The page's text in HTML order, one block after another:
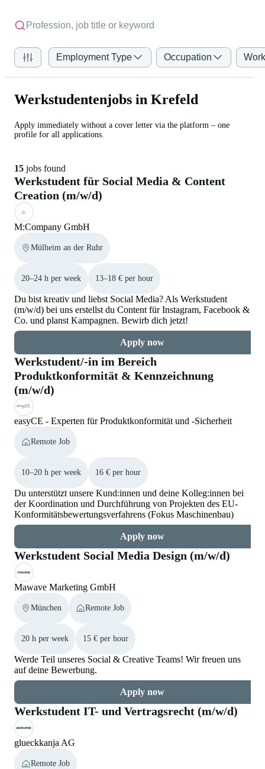
Employment Type Occupation
Werkstudentenjobs in Krefeld
Apply immediately without a cover letter via the platform – one
profile for all applications.
15 jobs found
Werkstudent für Social Media & Content
Creation (m/w/d)
M:Company GmbH
Mülheim an der Ruhr
20–24 h per week 13–18 € per hour
Du bist kreativ und liebst Social Media? Als Werkstudent
(m/w/d) bei uns erstellst du Content für Instagram, Facebook &
Co. und planst Kampagnen. Bewirb dich jetzt!
Apply now
Werkstudent/-in im Bereich
Produktkonformität & Kennzeichnung
(m/w/d)
easyCE - Experten für Produktkonformität und -Sicherheit
Remote Job
10–20 h per week 16 € per hour
Du unterstützt unsere Kund:innen und deine Kolleg:innen bei
der Koordination und Durchführung von Projekten des EU-
Konformitätsbewertungsverfahrens (Fokus Maschinenbau)
Apply now
Werkstudent Social Media Design (m/w/d)
Mawave Marketing GmbH
München Remote Job
20 h per week 15 € per hour
Werde Teil unseres Social & Creative Teams! Wir freuen uns
auf deine Bewerbung.
Apply now
Werkstudent IT- und Vertragsrecht (m/w/d)
glueckkanja AG
Remote Job